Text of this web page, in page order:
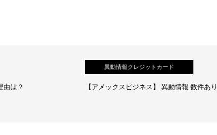
異動情報クレジットカード
【アメックスビジネス】 異動情報 数件あり！審査通過の体験談